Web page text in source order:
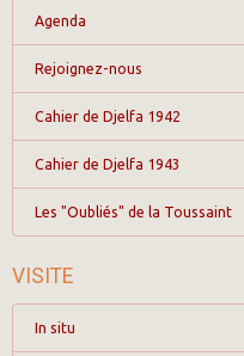
Agenda
Rejoignez-nous
Cahier de Djelfa 1942
Cahier de Djelfa 1943
Les "Oubliés" de la Toussaint
VISITE
In situ